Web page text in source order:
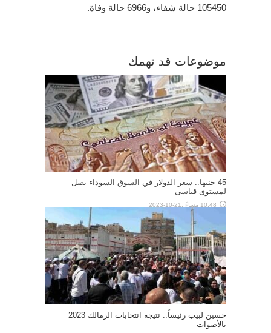
105450 حالة شفاء، و6966 حالة وفاة.
موضوعات قد تهمك
45 جنيها.. سعر الدولار في السوق السوداء يصل
لمستوى قياسى
10:48 مساءً ,21-10-2023
حسين لبيب رئيساً.. نتيجة انتخابات الزمالك 2023
بالأصوات